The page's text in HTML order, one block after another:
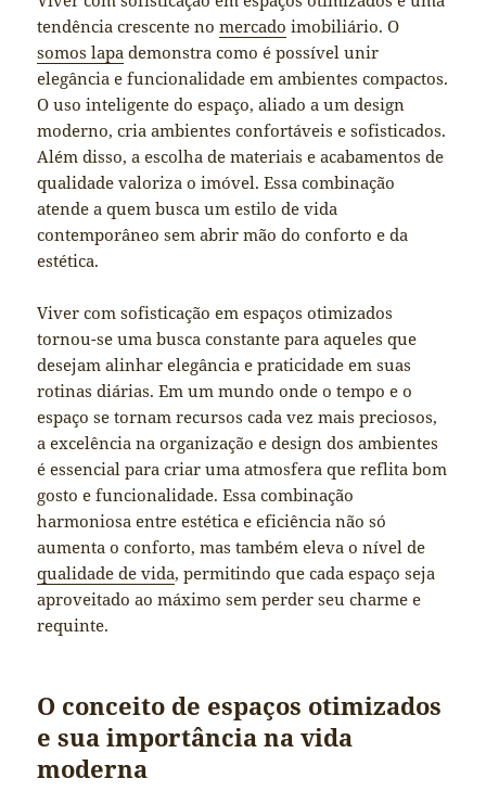
tendência crescente nomercado imobiliário. O
somos lapa demonstra como é possível unir
elegância e funcionalidade em ambientes compactos.
O uso inteligente do espaço, aliado a um design
moderno, cria ambientes confortáveis e sofisticados.
Além disso, a escolha de materiais e acabamentos de
qualidade valoriza o imóvel. Essa combinação
atende a quem busca um estilo de vida
contemporâneo sem abrir mão do conforto e da
estética.
Viver com sofisticação em espaços otimizados
tornou-se uma busca constante para aqueles que
desejam alinhar elegância e praticidade em suas
rotinas diárias. Em um mundo onde o tempo e o
espaço se tornam recursos cada vez mais preciosos,
a excelência na organização e design dos ambientes
é essencial para criar uma atmosfera que reflita bom
gosto e funcionalidade. Essa combinação
harmoniosa entre estética e eficiência não só
aumenta o conforto, mas também eleva o nível de
qualidade de vida, permitindo que cada espaço seja
aproveitado ao máximo sem perder seu charme e
requinte.
O conceito de espaços otimizados
e sua importância na vida
moderna